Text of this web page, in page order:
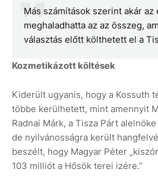
Más számítások szerint akár
meghaladhatta az az összeg,
választás előtt költhetett el a
Kozmetikázott költések
Kiderült ugyanis, hogy a Kossuth
többe kerülhetett, mint amennyit
Radnai Márk, a Tisza Párt
de nyilvánosságra került
beszélt, hogy Magyar Péter
103 milliót a Hősök terei izére.”